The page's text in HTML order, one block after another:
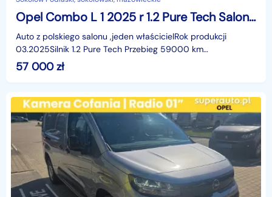
Opel Combo L 1 2025 r 1.2 Pure Tech Salon PL
Auto z polskiego salonu ,jeden właścicielRok produkcji
03.2025Silnik 1.2 Pure Tech Przebieg 59000 km
udokumentowanyAuto czyste zadbane Dobrze wyposażone
Sprzeda
57 000zł